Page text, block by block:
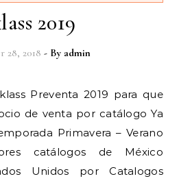
2019
28, 2018 - By admin
de venta por catálogo Ya
Primavera – Verano
catálogos de México
Unidos por Catalogos